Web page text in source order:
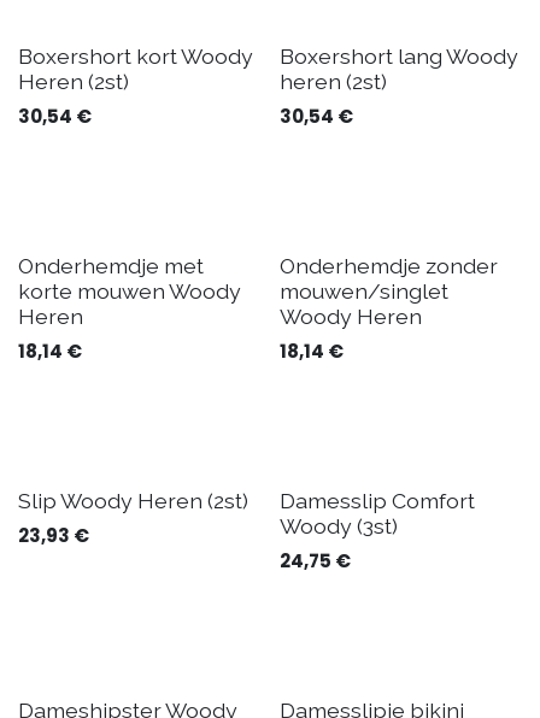
Boxershort kort Woody
Heren (2st)
30,54 €
Boxershort lang Woody
heren (2st)
30,54 €
Onderhemdje met
korte mouwen Woody
Heren
18,14 €
Onderhemdje zonder
mouwen/singlet
Woody Heren
18,14 €
Slip Woody Heren (2st)
23,93 €
Damesslip Comfort
Woody (3st)
24,75 €
Dameshipster Woody
Damesslipje bikini